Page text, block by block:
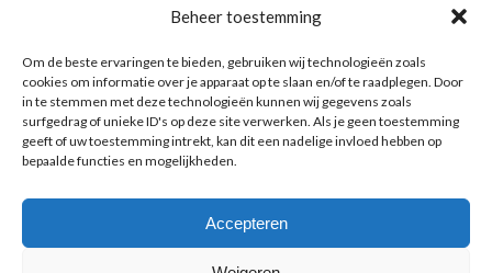
Beheer toestemming
Om de beste ervaringen te bieden, gebruiken wij technologieën zoals
cookies om informatie over je apparaat op te slaan en/of te raadplegen. Door
in te stemmen met deze technologieën kunnen wij gegevens zoals
surfgedrag of unieke ID's op deze site verwerken. Als je geen toestemming
geeft of uw toestemming intrekt, kan dit een nadelige invloed hebben op
bepaalde functies en mogelijkheden.
Accepteren
Tel. nummer: 06-502 03 446